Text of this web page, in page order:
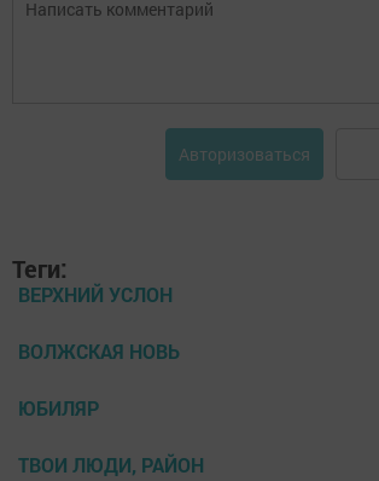
Авторизоваться
Теги:
ВЕРХНИЙ УСЛОН
ВОЛЖСКАЯ НОВЬ
ЮБИЛЯР
ТВОИ ЛЮДИ, РАЙОН